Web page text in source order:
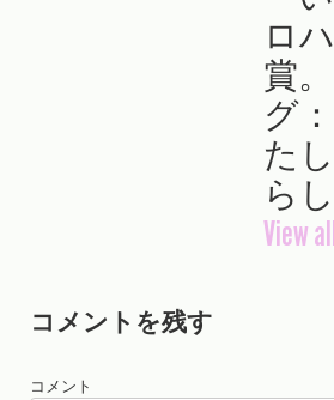
ロ
賞。
グ
た
ら
View
コメントを残す
コメント